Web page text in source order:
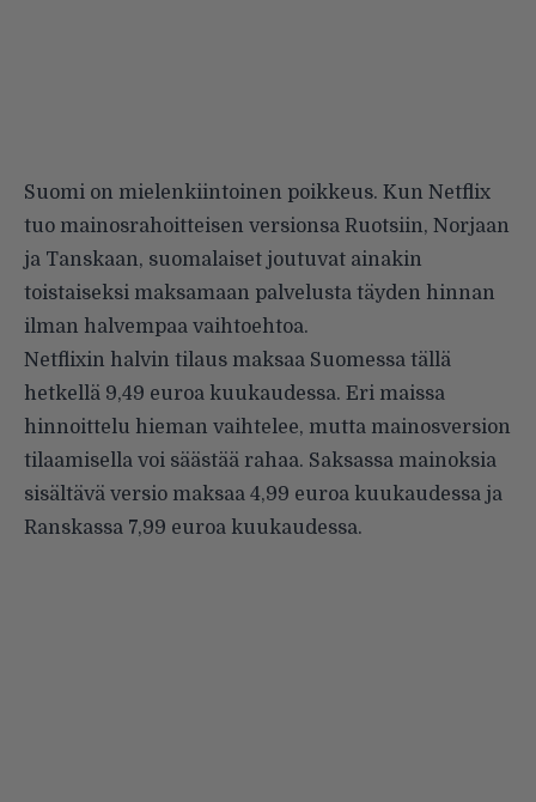
Suomi on mielenkiintoinen poikkeus. Kun Netflix
tuo mainosrahoitteisen versionsa Ruotsiin, Norjaan
ja Tanskaan, suomalaiset joutuvat ainakin
toistaiseksi maksamaan palvelusta täyden hinnan
ilman halvempaa vaihtoehtoa.
Netflixin halvin tilaus maksaa Suomessa tällä
hetkellä 9,49 euroa kuukaudessa. Eri maissa
hinnoittelu hieman vaihtelee, mutta mainosversion
tilaamisella voi säästää rahaa. Saksassa mainoksia
sisältävä versio maksaa 4,99 euroa kuukaudessa ja
Ranskassa 7,99 euroa kuukaudessa.